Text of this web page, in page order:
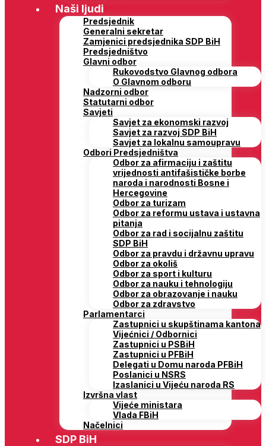
Naši ljudi
Predsjednik
Generalni sekretar
Zamjenici predsjednika SDP BiH
Predsjedništvo
Glavni odbor
Rukovodstvo Glavnog odbora
O Glavnom odboru
Nadzorni odbor
Statutarni odbor
Savjeti
Savjet za ekonomski razvoj
Savjet za razvoj SDP BiH
Savjet za lokalnu samoupravu
Odbori Predsjedništva
Odbor za afirmaciju i zaštitu
vrijednosti antifašističke borbe
naroda i narodnosti Bosne i
Hercegovine
Odbor za turizam
Odbor za reformu ustava i ustavna
pitanja
Odbor za rad i socijalnu zaštitu
SDP BiH
Odbor za pravdu i državnu upravu
Odbor za okoliš
Odbor za sport i kulturu
Odbor za nauku i tehnologiju
Odbor za obrazovanje i nauku
Odbor za zdravstvo
Parlamentarci
Zastupnici u skupštinama kantona
Vijećnici / Odbornici
Zastupnici u PSBiH
Zastupnici u PFBiH
Delegati u Domu naroda PFBiH
Poslanici u NSRS
Izaslanici u Vijeću naroda RS
Izvršna vlast
Vijeće ministara
Vlada FBiH
Načelnici
SDP BiH